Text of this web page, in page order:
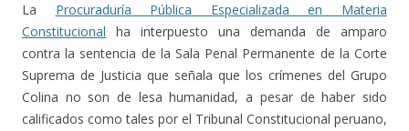
La Procuraduría Pública Especializada en Materia
Constitucional ha interpuesto una demanda de amparo
contra la sentencia de la Sala Penal Permanente de la Corte
Suprema de Justicia que señala que los crímenes del Grupo
Colina no son de lesa humanidad, a pesar de haber sido
calificados como tales por el Tribunal Constitucional peruano,